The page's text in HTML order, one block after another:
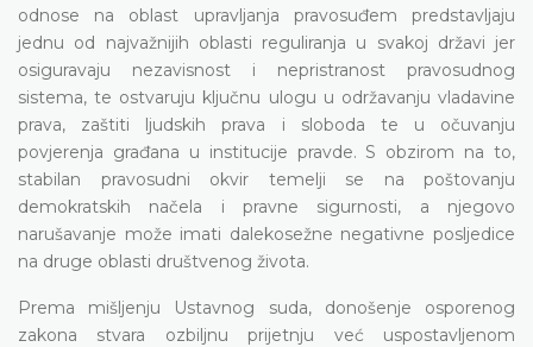
odnose na oblast upravljanja pravosuđem predstavljaju
jednu od najvažnijih oblasti reguliranja u svakoj državi jer
osiguravaju nezavisnost i nepristranost pravosudnog
sistema, te ostvaruju ključnu ulogu u održavanju vladavine
prava, zaštiti ljudskih prava i sloboda te u očuvanju
povjerenja građana u institucije pravde. S obzirom na to,
stabilan pravosudni okvir temelji se na poštovanju
demokratskih načela i pravne sigurnosti, a njegovo
narušavanje može imati dalekosežne negativne posljedice
na druge oblasti društvenog života.
Prema mišljenju Ustavnog suda, donošenje osporenog
zakona stvara ozbiljnu prijetnju već uspostavljenom